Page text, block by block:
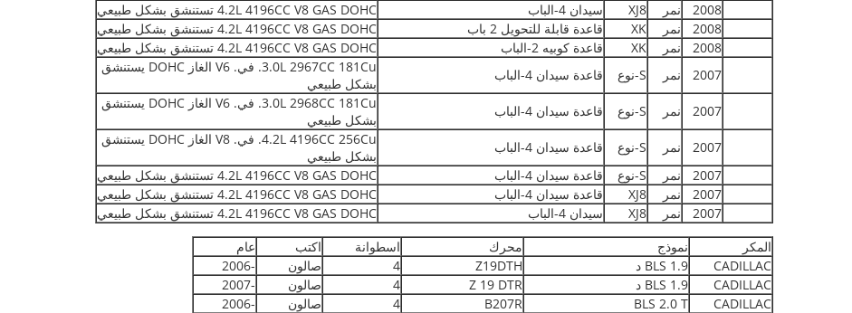
2008
نمر XJ8 سيدان 4-الباب
4.2L 4196CC V8 GAS DOHC تستنشق بشكل طبيعي
2008
نمر XK قاعدة قابلة للتحويل 2 باب
4.2L 4196CC V8 GAS DOHC تستنشق بشكل طبيعي
2008
نمر XK قاعدة كوبيه 2-الباب
4.2L 4196CC V8 GAS DOHC تستنشق بشكل طبيعي
2007
نمر S-نوع قاعدة سيدان 4-الباب
3.0L 2967CC 181Cu. في. V6 الغاز DOHC يستنشق
بشكل طبيعي
2007
نمر S-نوع قاعدة سيدان 4-الباب
3.0L 2968CC 181Cu. في. V6 الغاز DOHC يستنشق
بشكل طبيعي
2007
نمر S-نوع قاعدة سيدان 4-الباب
4.2L 4196CC 256Cu. في. V8 الغاز DOHC يستنشق
بشكل طبيعي
2007
نمر S-نوع قاعدة سيدان 4-الباب
4.2L 4196CC V8 GAS DOHC تستنشق بشكل طبيعي
2007
نمر XJ8 قاعدة سيدان 4-الباب
4.2L 4196CC V8 GAS DOHC تستنشق بشكل طبيعي
2007
نمر XJ8 سيدان 4-الباب
4.2L 4196CC V8 GAS DOHC تستنشق بشكل طبيعي
المكر
نموذج محرك اسطوانة اكتب
عام
CADILLAC
BLS 1.9 د Z19DTH
4 صالون
-2006
CADILLAC
BLS 1.9 د Z 19 DTR
4 صالون
-2007
CADILLAC
BLS 2.0 T
B207R
4 صالون
-2006